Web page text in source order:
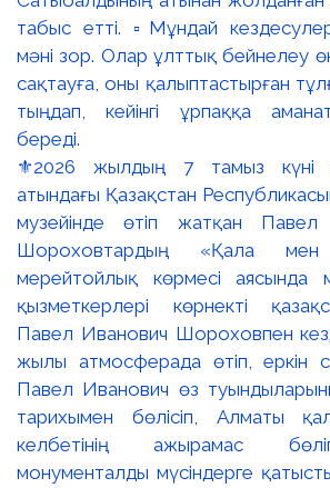
⚜️2026 жылдың 7 тамыз күні
атындағы Қазақстан
музейінде өтіп жатқан
Шороховтардың «Қала
мерейтойлық көрмесі аясында
қызметкерлері көрнекті
Павел Иванович Шороховпен
жылы атмосферада өтіп, еркін
Павел Иванович өз
тарихымен бөлісіп, Алматы
келбетінің ажырамас
монументалды мүсіндерге